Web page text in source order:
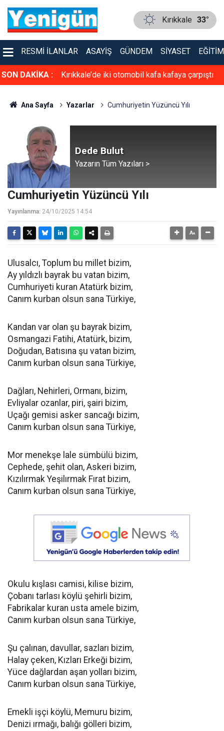
Kırıkkale 33°
RESMI İLANLAR ASAYIŞ GÜNDEM SIYASET EĞITIM
SON DAKİKA : Kırıkkale’de iki otomobil kafa kafaya çarpıştı
Ana Sayfa Yazarlar Cumhuriyetin Yüzüncü Yılı
Dede Bulut
Yazarın Tüm Yazıları >
Cumhuriyetin Yüzüncü Yılı
Yayınlanma: 24/10/2025 14:54
Ulusalcı, Toplum bu millet bizim,
Ay yıldızlı bayrak bu vatan bizim,
Cumhuriyeti kuran Atatürk bizim,
Canım kurban olsun sana Türkiye,
Kandan var olan şu bayrak bizim,
Osmangazi Fatihi, Atatürk, bizim,
Doğudan, Batısına şu vatan bizim,
Canım kurban olsun sana Türkiye,
Dağları, Nehirleri, Ormanı, bizim,
Evliyalar ozanlar, piri, şairi bizim,
Uçağı gemisi asker sancağı bizim,
Canım kurban olsun sana Türkiye,
Mor menekşe lale sümbülü bizim,
Cephede, şehit olan, Askeri bizim,
Kızılırmak Yeşilırmak Fırat bizim,
Canım kurban olsun sana Türkiye,
Okulu kışlası camisi, kilise bizim,
Çobanı tarlası köylü şehirli bizim,
Fabrikalar kuran usta amele bizim,
Canım kurban olsun sana Türkiye,
Şu çalınan, davullar, sazları bizim,
Halay çeken, Kızları Erkeği bizim,
Yüce dağlardan aşan yolları bizim,
Canım kurban olsun sana Türkiye,
Emekli işçi köylü, Memuru bizim,
Denizi ırmağı, balığı gölleri bizim,